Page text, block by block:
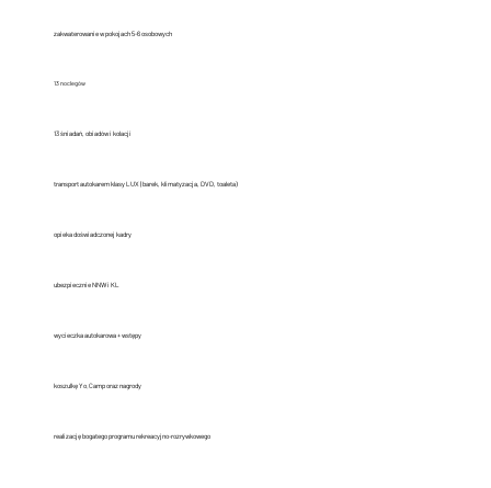
zakwaterowanie w pokojach 5-6 osobowych
13 noclegów
13 śniadań, obiadów i kolacji
transport autokarem klasy LUX (barek, klimatyzacja, DVD, toaleta)
opieka doświadczonej kadry
ubezpiecznie NNW i KL
wycieczka autokarowa + wstępy
koszulkę Yo.Camp oraz nagrody
realizację bogatego programu rekreacyjno-rozrywkowego